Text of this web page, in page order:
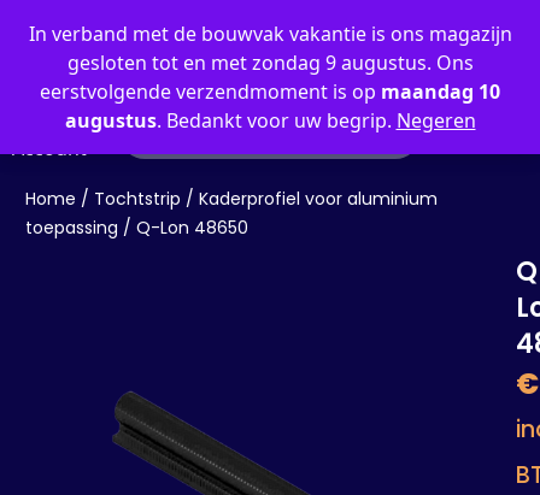
In verband met de bouwvak vakantie is ons magazijn
gesloten tot en met zondag 9 augustus. Ons
eerstvolgende verzendmoment is op maandag 10
augustus. Bedankt voor uw begrip. Negeren
Mijn
Account
Home / Tochtstrip / Kaderprofiel voor aluminium
toepassing / Q-Lon 48650
€